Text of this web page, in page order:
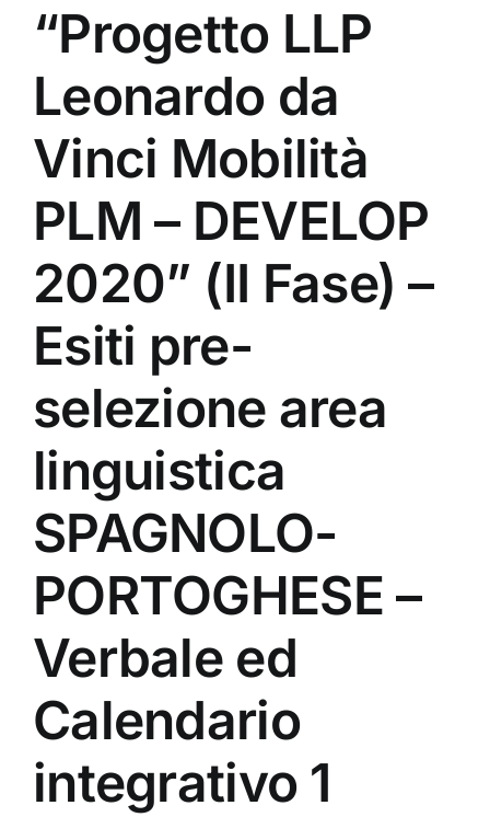
“Progetto LLP
Leonardo da
Vinci Mobilità
PLM – DEVELOP
2020” (II Fase) –
Esiti pre-
selezione area
linguistica
SPAGNOLO-
PORTOGHESE –
Verbale ed
Calendario
integrativo 1